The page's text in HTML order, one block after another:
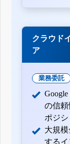
クラウド
ア
業務委託
の信
ポジシ
大規
するイ